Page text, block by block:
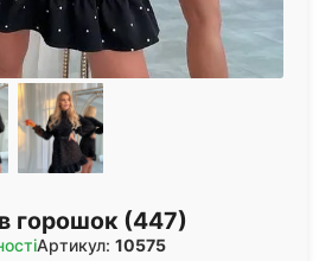
горошок (447)
Артикул: 10575